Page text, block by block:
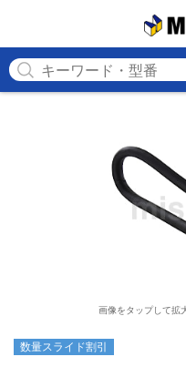
画像をタップして拡
数量スライド割引